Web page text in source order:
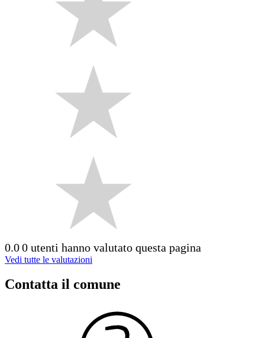
0.00 utenti hanno valutato questa pagina
Vedi tutte le valutazioni
Contatta il comune